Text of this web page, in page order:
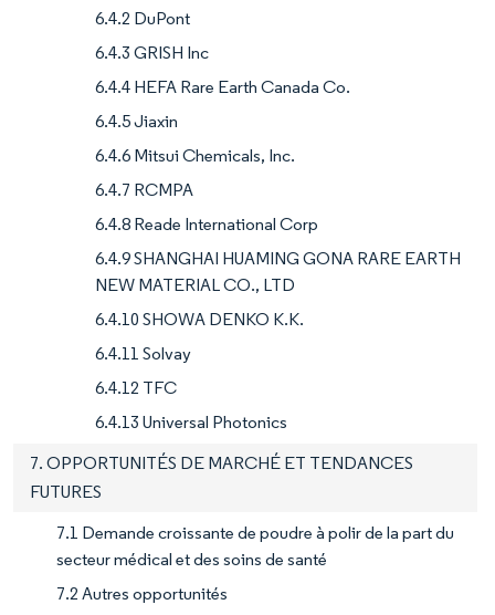
6.4.2 DuPont
6.4.3 GRISH Inc
6.4.4 HEFA Rare Earth Canada Co.
6.4.5 Jiaxin
6.4.6 Mitsui Chemicals, Inc.
6.4.7 RCMPA
6.4.8 Reade International Corp
6.4.9 SHANGHAI HUAMING GONA RARE EARTH
NEW MATERIAL CO., LTD
6.4.10 SHOWA DENKO K.K.
6.4.11 Solvay
6.4.12 TFC
6.4.13 Universal Photonics
7. OPPORTUNITÉS DE MARCHÉ ET TENDANCES
FUTURES
7.1 Demande croissante de poudre à polir de la part du
secteur médical et des soins de santé
7.2 Autres opportunités